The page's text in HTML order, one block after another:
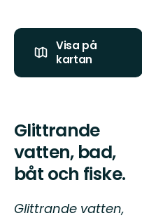
Visa på
kartan
Glittrande
vatten, bad,
båt och fiske.
Glittrande vatten,